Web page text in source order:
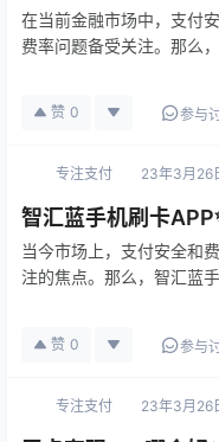
在当前金融市场中，支付
费率问题备受关注。那么
性和可靠性方面得到了专
赞 0 参与
专注支付 23年3月26
智汇蓝手机刷卡
当今市场上，支付安全和
注的焦点。那么，智汇蓝
可，其安全性、稳定性以
赞 0 参与
专注支付 23年3月26